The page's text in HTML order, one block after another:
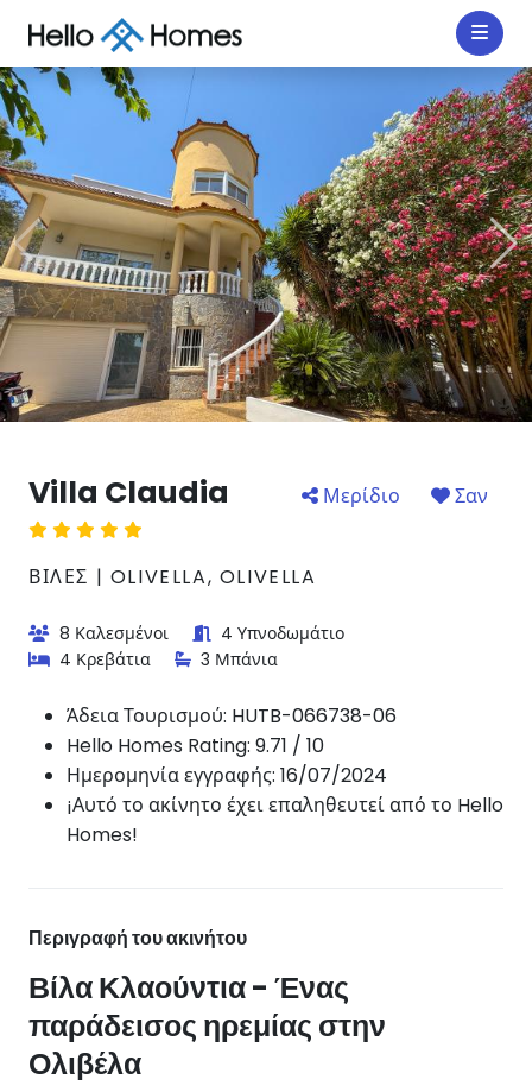
Villa Claudia Μερίδιο Σαν
ΒΊΛΕΣ | OLIVELLA, OLIVELLA
8 Καλεσμένοι
4 Υπνοδωμάτιο
4 Κρεβάτια
3 Μπάνια
Άδεια Τουρισμού: HUTB-066738-06
Hello Homes Rating: 9.71 / 10
Ημερομηνία εγγραφής: 16/07/2024
¡Αυτό το ακίνητο έχει επαληθευτεί από το Hello
Homes!
Περιγραφή του ακινήτου
Βίλα Κλαούντια - Ένας
παράδεισος ηρεμίας στην
Ολιβέλα